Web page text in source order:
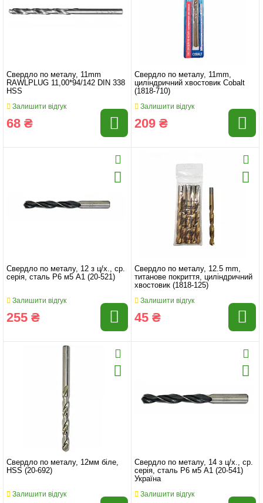
Свердло по металу, 11mm
RAWLPLUG 11,00*94/142 DIN 338
HSS
Залишити відгук
68 ₴
Свердло по металу, 11mm,
циліндричний хвостовик Cobalt
(1818-710)
Залишити відгук
209 ₴
Свердло по металу, 12 з ц/х., ср.
серія, сталь Р6 м5 А1 (20-521)
Залишити відгук
255 ₴
Свердло по металу, 12.5 mm,
титанове покриття, циліндричний
хвостовик (1818-125)
Залишити відгук
45 ₴
Свердло по металу, 12мм біле,
HSS (20-692)
Залишити відгук
Свердло по металу, 14 з ц/х., ср.
серія, сталь Р6 м5 А1 (20-541)
Україна
Залишити відгук